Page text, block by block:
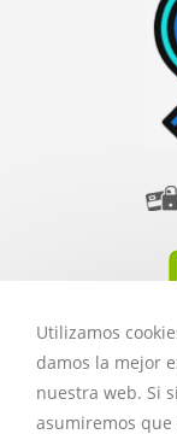
Utilizamos
damos la mejor
nuestra web. Si
asumiremos que